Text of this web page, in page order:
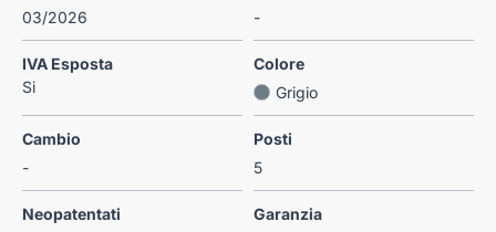
03/2026
-
IVA Esposta
Si
Colore
Grigio
Cambio
-
Posti
5
Neopatentati
Garanzia